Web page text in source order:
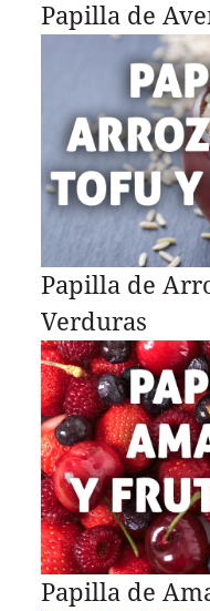
Papilla de
Papilla de
Verduras
Papilla de